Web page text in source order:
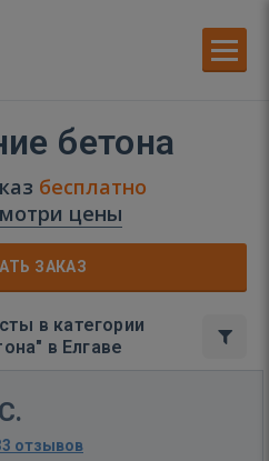
бетона
бесплатно
цены
ЗАКАЗ
в категории
в Елгаве
отзывов